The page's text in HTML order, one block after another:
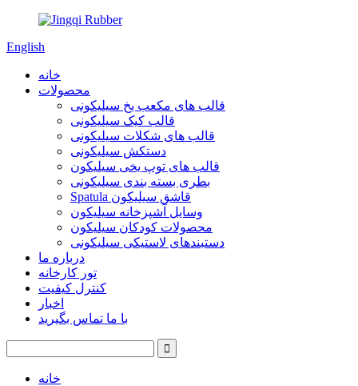
English
خانه
محصولات
قالب های مکعب یخ سیلیکونی
قالب کیک سیلیکونی
قالب های شکلات سیلیکونی
دستکش سیلیکونی
قالب های توپ یخی سیلیکون
بطری بسته بندی سیلیکونی
Spatula قاشق سیلیکون
وسایل آشپزخانه سیلیکون
محصولات کودکان سیلیکون
دستبندهای لاستیکی سیلیکونی
درباره ما
تور کارخانه
کنترل کیفیت
اخبار
با ما تماس بگیرید
خانه